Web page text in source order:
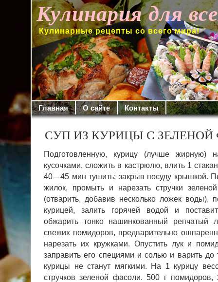
Кулинария для
Кулинарные рецепты со всего мира!
Главная О сайте Контакты
СУП ИЗ КУРИЦЫ С
Подготовленную, курицу (лучше жирную)
кусочками, сложить в кастрюлю, влить 1
40—45 мин тушить; за­крыв посуду крышкой.
жилок, промыть и нарезать стручки
(отварить, добавив несколько ложек воды),
курицей, залить горячей водой и
обжарить тонко нашинкованный репчатый
свежих помидоров, предваритель­но
нарезать их кружка­ми. Опустить лук и
заправить его специями и солью и варить до
курицы не станут мягкими. На 1 курицу
стручков зеленой фасоли. 500 г помидоров,